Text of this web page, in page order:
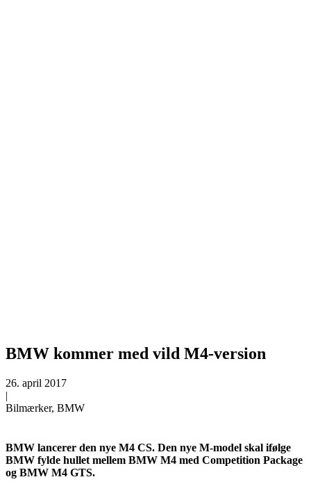
BMW kommer med vild M4-version
26. april 2017
|
Bilmærker, BMW
BMW lancerer den nye M4 CS. Den nye M-model skal ifølge
BMW fylde hullet mellem BMW M4 med Competition Package
og BMW M4 GTS.